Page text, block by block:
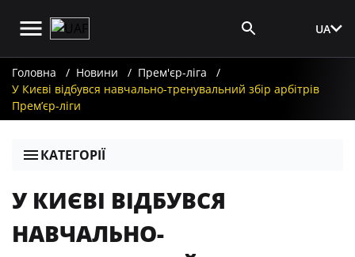
UA
Головна Новини
Прем'єр-ліга
У Києві відбувся навчально-тренувальний збір арбітрів
Прем’єр-ліги
КАТЕГОРІЇ
У КИЄВІ ВІДБУВСЯ
НАВЧАЛЬНО-